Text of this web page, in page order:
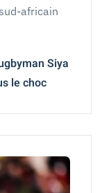
africain
Siya
le choc